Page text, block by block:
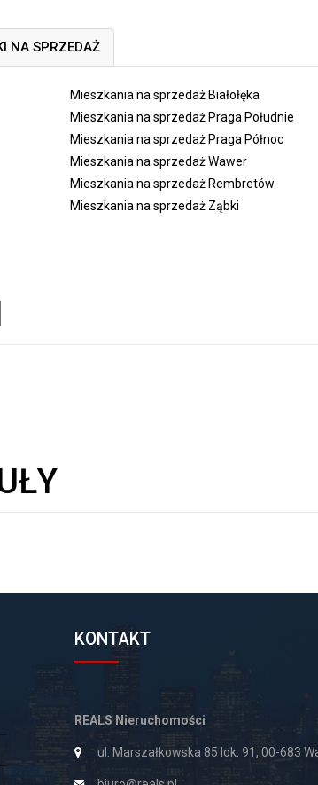
NA SPRZEDAŻ
Mieszkania na sprzedaż Białołęka
Mieszkania na sprzedaż Praga Południe
Mieszkania na sprzedaż Praga Północ
Mieszkania na sprzedaż Wawer
Mieszkania na sprzedaż Rembretów
Mieszkania na sprzedaż Ząbki
KONTAKT
REALS Nieruchomości
ul. Marszałkowska 85 lok. 91, 00-683